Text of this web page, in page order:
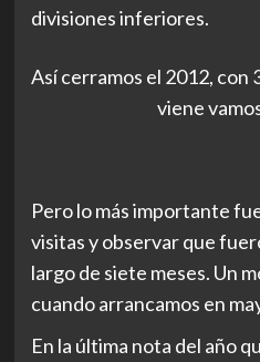
divisiones inferiores.
Así cerramos el 2012, con
viene
Pero lo más importante
visitas y observar que
largo de siete meses. Un
cuando arrancamos en
En la última nota del año